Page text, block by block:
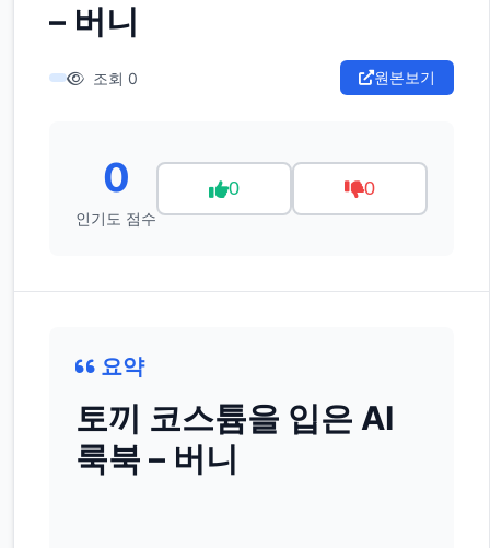
– 버니
조회 0 원본보기
0
인기도 점수
0 0
요약
토끼 코스튬을 입은 AI
룩북 – 버니